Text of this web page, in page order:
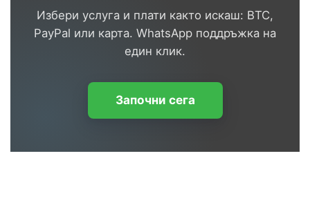
Избери услуга и плати както искаш: BTC,
PayPal или карта. WhatsApp поддръжка на
един клик.
Започни сега